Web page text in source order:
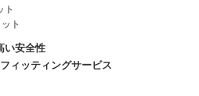
ト
ト
い安全性
ィッティングサービス